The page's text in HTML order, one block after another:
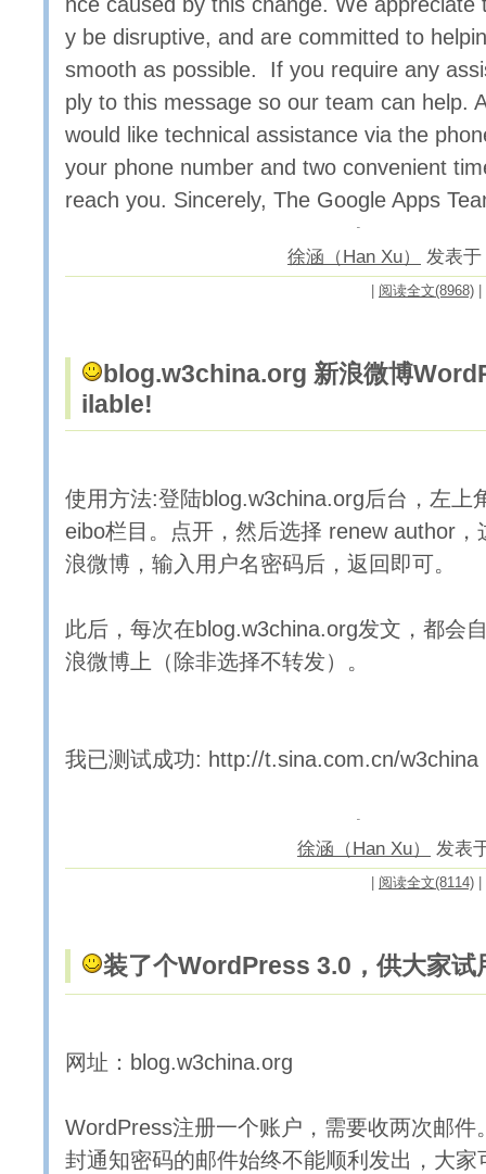
y be disruptive, and are committed to
smooth as possible. If you require any
ply to this message so our team can help.
would like technical assistance via the
your phone number and two convenient
reach you. Sincerely, The Google Apps
徐涵（Han Xu） 发表于
阅读全文(8968)
blog.w3china.org 新浪微博
ilable!
使用方法:登陆blog.w3china.org后台，左上
eibo栏目。点开，然后选择 renew author，
浪微博，输入用户名密码后，返回即可。
此后，每次在blog.w3china.org发文，都会
浪微博上（除非选择不转发）。
我已测试成功: http://t.sina.com.cn/w3china
徐涵（Han Xu） 发表
阅读全文(8114)
装了个WordPress 3.0，供大家试
网址：blog.w3china.org
WordPress注册一个账户，需要收两次邮件
封通知密码的邮件始终不能顺利发出，大家